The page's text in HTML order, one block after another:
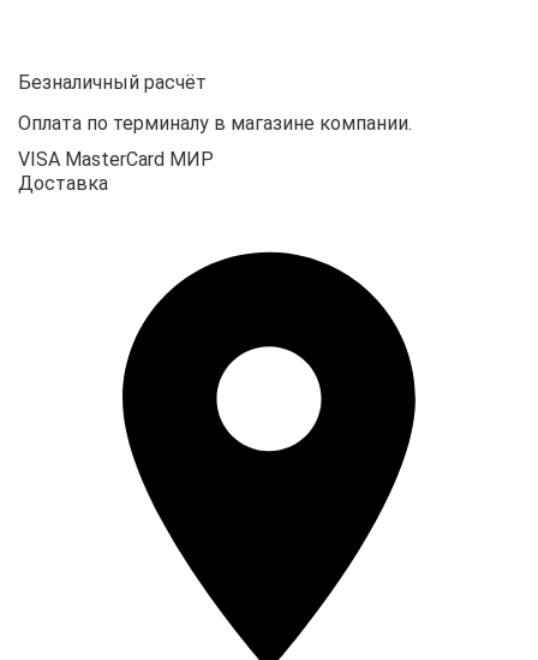
Безналичный расчёт
Оплата по терминалу в магазине компании.
VISA MasterCard МИР
Доставка